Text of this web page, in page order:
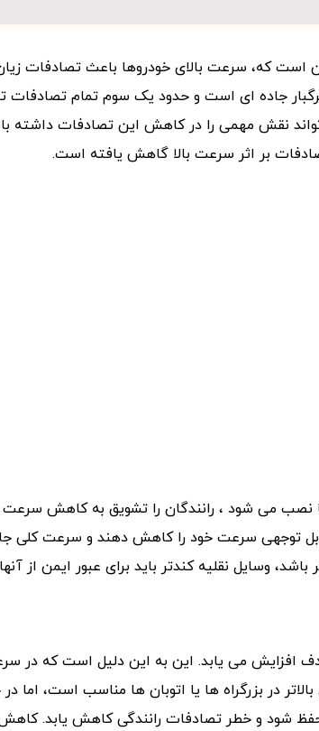
است که، سرعت بالای خودروها باعث تصادفات
جاده ای است و حدود یک سوم تمام تصادفات
نقش مهمی را در کاهش این تصادفات داشته
بر اثر سرعت بالا گاهش یافته است.
نصب می شود ، رانندگان را تشویق به کاهش
توجهی سرعت خود را کاهش دهند و سرعت کلی
وسایل نقلیه کندتر باید برای عبور ایمن از
افزایش می یابد. این به این دلیل است که در
در بزرگراه ها یا اتوبان ها مناسب است،
حفظ شود و خطر تصادفات رانندگی کاهش یابد.